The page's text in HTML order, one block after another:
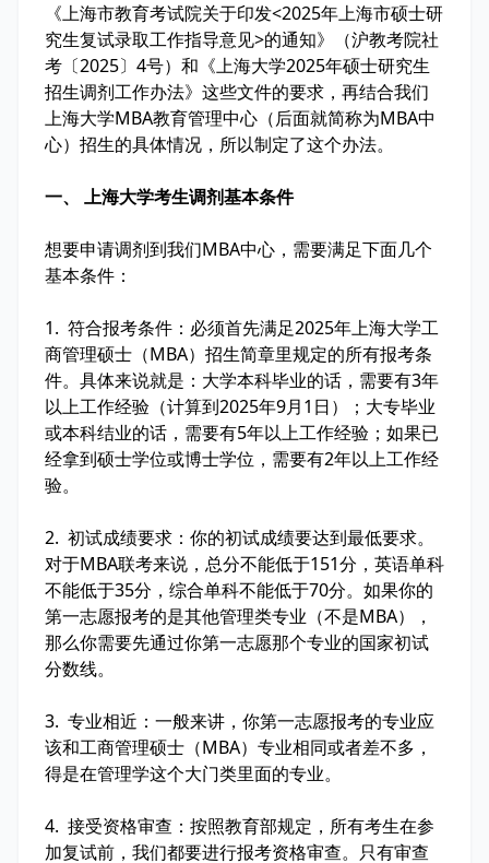
《上海市教育考试院关于印发<2025年上海市硕士研
究生复试录取工作指导意见>的通知》（沪教考院社
考〔2025〕4号）和《上海大学2025年硕士研究生
招生调剂工作办法》这些文件的要求，再结合我们
上海大学MBA教育管理中心（后面就简称为MBA中
心）招生的具体情况，所以制定了这个办法。
一、 上海大学考生调剂基本条件
想要申请调剂到我们MBA中心，需要满足下面几个
基本条件：
1. 符合报考条件：必须首先满足2025年上海大学工
商管理硕士（MBA）招生简章里规定的所有报考条
件。具体来说就是：大学本科毕业的话，需要有3年
以上工作经验（计算到2025年9月1日）；大专毕业
或本科结业的话，需要有5年以上工作经验；如果已
经拿到硕士学位或博士学位，需要有2年以上工作经
验。
2. 初试成绩要求：你的初试成绩要达到最低要求。
对于MBA联考来说，总分不能低于151分，英语单科
不能低于35分，综合单科不能低于70分。如果你的
第一志愿报考的是其他管理类专业（不是MBA），
那么你需要先通过你第一志愿那个专业的国家初试
分数线。
3. 专业相近：一般来讲，你第一志愿报考的专业应
该和工商管理硕士（MBA）专业相同或者差不多，
得是在管理学这个大门类里面的专业。
4. 接受资格审查：按照教育部规定，所有考生在参
加复试前，我们都要进行报考资格审查。只有审查